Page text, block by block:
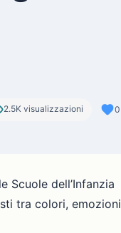
2.5K visualizzazioni 0
Scuole dell’Infanzia
tra colori, emozioni